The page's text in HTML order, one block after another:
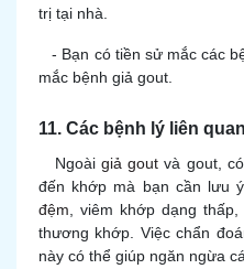
trị tại nhà.
- Bạn có tiền sử mắc các
mắc bệnh giả gout.
11. Các bệnh lý liên
Ngoàigiả gout và gout,
đến khớp mà bạn cần lưu
đệm , viêm khớp dạng
thương khớp. Việc chẩn
này có thể giúp ngăn ngừa